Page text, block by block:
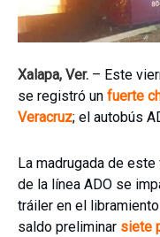
Xalapa, Ver. – Este
se registró un fuerte
Veracruz; el autobús
La madrugada de
de la línea ADO se
tráiler en el
saldo preliminar siete